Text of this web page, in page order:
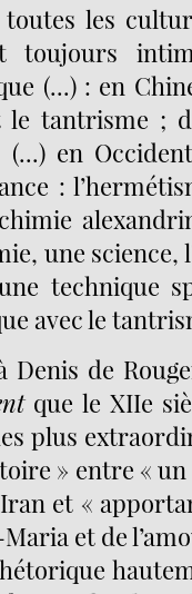
toutes les
toujours
(...) : en
le tantrisme ;
(...) en
:
une science,
technique
avec le
Denis de
que le XIIe
plus
» entre «
et «
et de